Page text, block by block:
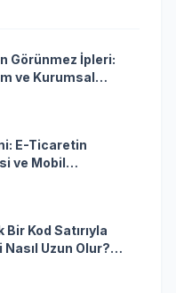
Görünmez İpleri:
ve Kurumsal
Senkronizasyonu
E-Ticaretin
ve Mobil
Anahtarı
Kod Satırıyla
Uzun Olur?
Güçlü Rolü)